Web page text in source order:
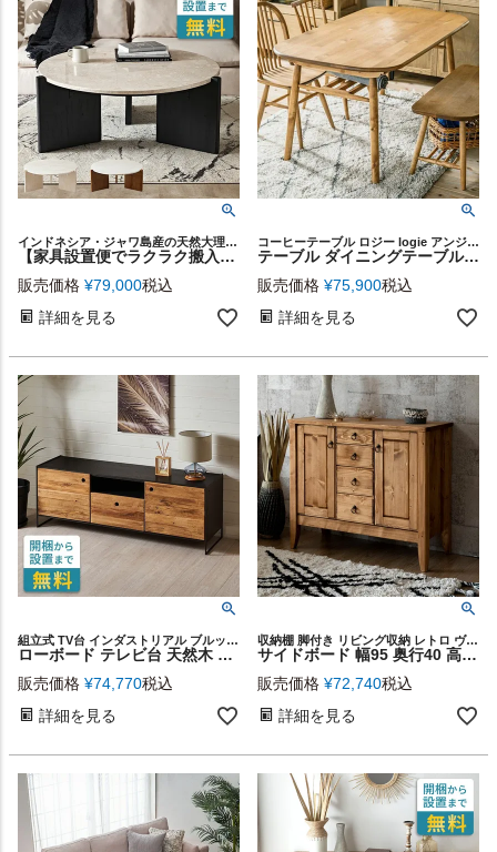
インドネシア・ジャワ島産の天然大理石とモンキーポッド（スワールウッド）を贅沢に使用、洗練されたデザインの丸いローテーブル
【家具設置便でラクラク搬入】直径約90cm天然大理石の丸いローテーブル（セレスティアルマーブル）[14245]
販売価格 ¥79,000税込
詳細を見る
コーヒーテーブル ロジー logie アンジー and g かわいい 新生活
テーブル ダイニングテーブル リビングテーブル 食卓テーブル 木製 幅 約 140cm カントリー キッチン シンプル ナチュラル モダン 無垢 木目 雑誌 収納 ダイニング 食卓 センターテーブル ラック付 おしゃれ 角丸 北欧 カフェ風 家具 リゾート 西海岸 [96062]
販売価格 ¥75,900税込
詳細を見る
組立式 TV台 インダストリアル ブルックリン ヴィンテージ風 ビンテージ風 什器 レストラン 幅145cm 応接間 一人暮らし ワンルーム ファミリー 模様替え 新生活 コンパクト プレゼント
ローボード テレビ台 天然木 ウッド 木製 パイン 古材 約 W 145cm D 40cm H 51cm 引き出し 扉 付き 収納 棚 テレビボード テレビラック TVボード TVラック リビング ダイニング カフェ 店舗 ソフトクローズ 北欧 おしゃれ モダン シンプル 家具 インテリア 西海岸 [91623]
販売価格 ¥74,770税込
詳細を見る
収納棚 脚付き リビング収納 レトロ ヴィンテージ風
サイドボード 幅95 奥行40 高さ80 木製 引出し付き [91475]【 リビングボード 収納 天然木 ウッド パイン 引出し４杯 稼働棚 おしゃれ ナチュラル カントリー アンティーク調 リビング ベッドルーム 寝室】
販売価格 ¥72,740税込
詳細を見る